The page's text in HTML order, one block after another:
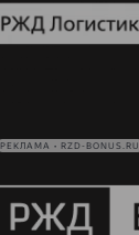
РЕКЛАМА • RZD-BONUS.RU